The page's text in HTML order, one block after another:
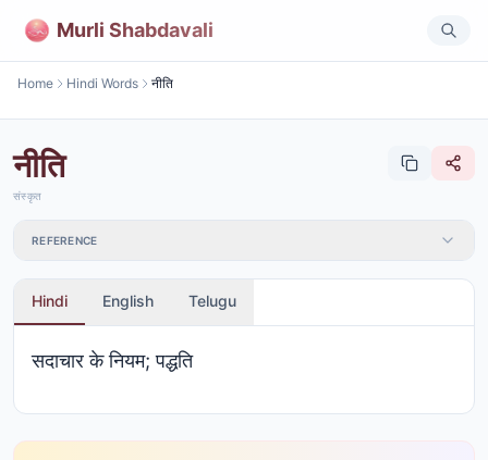
Murli Shabdavali
Home Hindi Words नीति
नीति
संस्कृत
REFERENCE
Hindi English Telugu
सदाचार के नियम; पद्धति